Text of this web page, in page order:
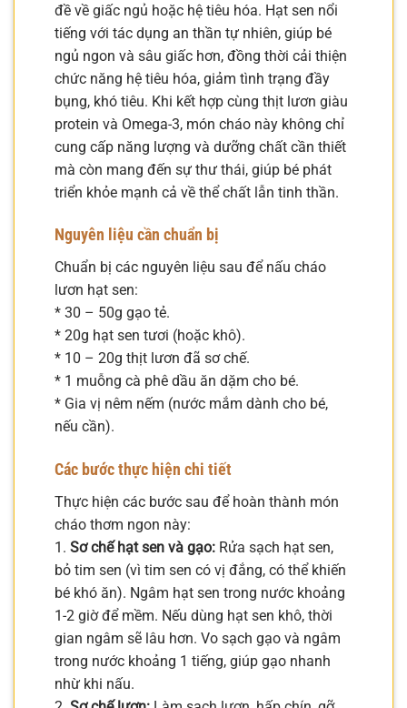
đề về giấc ngủ hoặc hệ tiêu hóa. Hạt sen nổi
tiếng với tác dụng an thần tự nhiên, giúp bé
ngủ ngon và sâu giấc hơn, đồng thời cải thiện
chức năng hệ tiêu hóa, giảm tình trạng đầy
bụng, khó tiêu. Khi kết hợp cùng thịt lươn giàu
protein và Omega-3, món cháo này không chỉ
cung cấp năng lượng và dưỡng chất cần thiết
mà còn mang đến sự thư thái, giúp bé phát
triển khỏe mạnh cả về thể chất lẫn tinh thần.
Nguyên liệu cần chuẩn bị
Chuẩn bị các nguyên liệu sau để nấu cháo
lươn hạt sen:
* 30 – 50g gạo tẻ.
* 20g hạt sen tươi (hoặc khô).
* 10 – 20g thịt lươn đã sơ chế.
* 1 muỗng cà phê dầu ăn dặm cho bé.
* Gia vị nêm nếm (nước mắm dành cho bé,
nếu cần).
Các bước thực hiện chi tiết
Thực hiện các bước sau để hoàn thành món
cháo thơm ngon này:
1. Sơ chế hạt sen và gạo: Rửa sạch hạt sen,
bỏ tim sen (vì tim sen có vị đắng, có thể khiến
bé khó ăn). Ngâm hạt sen trong nước khoảng
1-2 giờ để mềm. Nếu dùng hạt sen khô, thời
gian ngâm sẽ lâu hơn. Vo sạch gạo và ngâm
trong nước khoảng 1 tiếng, giúp gạo nhanh
nhừ khi nấu.